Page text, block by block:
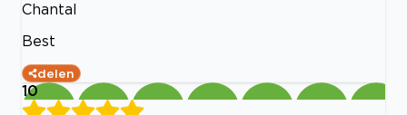
Chantal
Best
delen
10